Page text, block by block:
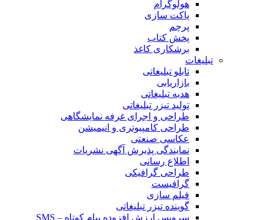
هولوگرام
پاکت سازی
پرچم
پخش کتاب
برشکاری کاغذ
تبلیغات
تابلو تبلیغاتی
بازاریابی
هدیه تبلیغاتی
تولید تیزر تبلیغاتی
طراحی و اجرای غرفه نمایشگاهی
طراحی کامپیوتری و انیمیشن
عکاسی صنعتی
نمایندگی پذیرش آگهی نشریات
اطلاع رسانی
طراحی گرافیکی
گرافیست
فیلم سازی
گوینده تیزر تبلیغاتی
سرویس ارزش افزوده پیام کوتاه – SMS